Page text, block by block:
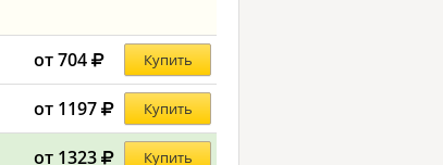
от 704 Купить
от 1197 Купить
от 1323 Купить